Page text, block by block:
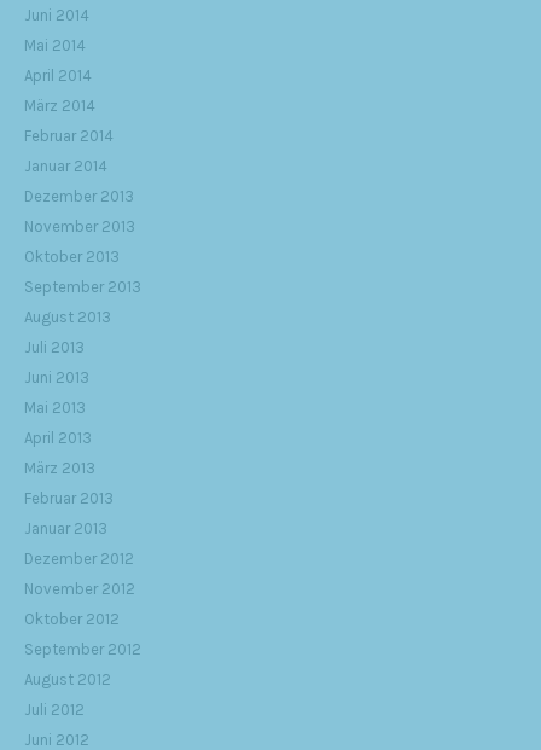
Juni 2014
Mai 2014
April 2014
März 2014
Februar 2014
Januar 2014
Dezember 2013
November 2013
Oktober 2013
September 2013
August 2013
Juli 2013
Juni 2013
Mai 2013
April 2013
März 2013
Februar 2013
Januar 2013
Dezember 2012
November 2012
Oktober 2012
September 2012
August 2012
Juli 2012
Juni 2012